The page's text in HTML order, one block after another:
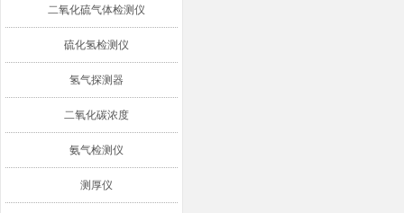
二氧化硫气体检测仪
硫化氢检测仪
氢气探测器
二氧化碳浓度
氨气检测仪
测厚仪